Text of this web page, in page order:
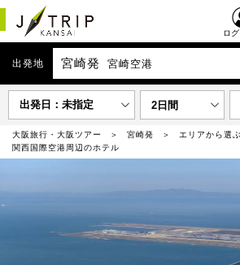
ロ
出発地 宮崎発 宮崎空港
出発日：未指定 2日間
大阪旅行・大阪ツアー 宮崎発
エリアから選ぶ
関西国際空港周辺のホテル